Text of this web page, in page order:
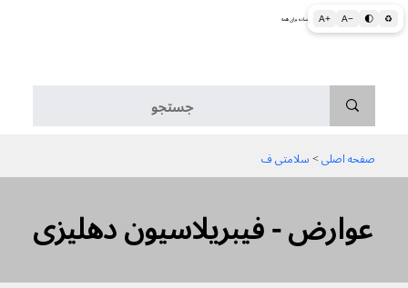
A+ A− 🌓 ♻ اطلاعات پزشکی و بهداشتی به زبان ساده برای همه
صفحه اصلی > سلامتی ف
عوارض - فیبریلاسیون دهلیزی